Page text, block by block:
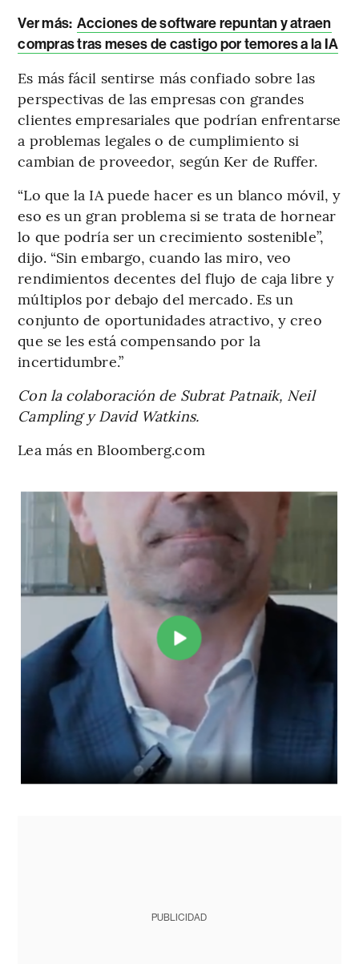
Ver más: Acciones de software repuntan y atraen
compras tras meses de castigo por temores a la IA
Es más fácil sentirse más confiado sobre las
perspectivas de las empresas con grandes
clientes empresariales que podrían enfrentarse
a problemas legales o de cumplimiento si
cambian de proveedor, según Ker de Ruffer.
“Lo que la IA puede hacer es un blanco móvil, y
eso es un gran problema si se trata de hornear
lo que podría ser un crecimiento sostenible”,
dijo. “Sin embargo, cuando las miro, veo
rendimientos decentes del flujo de caja libre y
múltiplos por debajo del mercado. Es un
conjunto de oportunidades atractivo, y creo
que se les está compensando por la
incertidumbre.”
Con la colaboración de Subrat Patnaik, Neil
Campling y David Watkins.
Lea más en Bloomberg.com
PUBLICIDAD